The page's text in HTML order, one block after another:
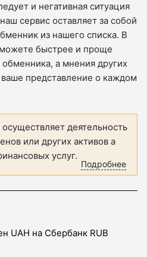
и негативная ситуация
сервис оставляет за собой
из нашего списка. В
быстрее и проще
а мнения других
представление о каждом
деятельность
или других активов а
услуг.
Подробнее
UAH на Сбербанк RUB